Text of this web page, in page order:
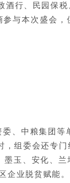
行、民园保税
与本次盛会，
、中粮集团等
组委会还专门
玉、安化、兰
业脱贫赋能。